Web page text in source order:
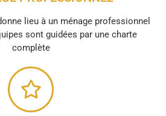
lieu à un ménage professionnel
sont guidées par une charte
complète